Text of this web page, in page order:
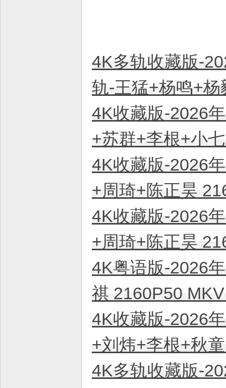
4K多轨收藏版-
轨-王猛+杨鸣+
4K收藏版-2026
+苏群+李根+小
4K收藏版-2026
+周琦+陈正昊
4K收藏版-2026
+周琦+陈正昊
4K粤语版-2026
祺 2160P50
4K收藏版-2026
+刘炜+李根+秋
4K多轨收藏版-